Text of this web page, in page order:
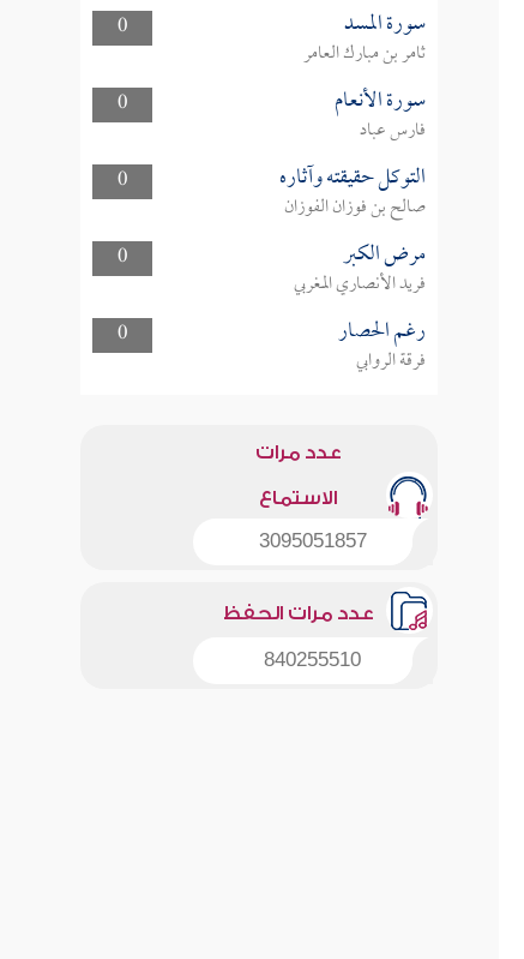
0 سورة المسد
ثامر بن مبارك العامر
0
سورة الأنعام
فارس عباد
0
التوكل حقيقته وآثاره
صالح بن فوزان الفوزان
0
مرض الكبر
فريد الأنصاري المغربي
0
رغم الحصار
فرقة الروابي
عدد مرات
الاستماع
3095051857
عدد مرات الحفظ
840255510